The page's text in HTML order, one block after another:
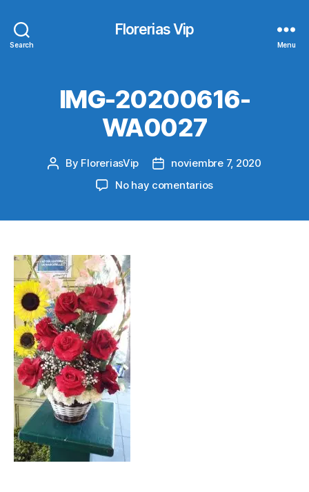
Search
Florerias Vip
Menu
IMG-20200616-
WA0027
Post
By FloreriasVip
Postnoviembre 7, 2020
No hay comentariosen